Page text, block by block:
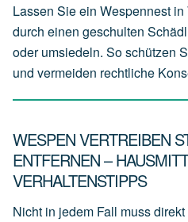
Lassen Sie ein Wespennest
durch einen geschulten
oder umsiedeln. So schützen
und vermeiden rechtliche
WESPEN VERTREIBEN
ENTFERNEN –
VERHALTENSTIPPS
Nicht in jedem Fall muss